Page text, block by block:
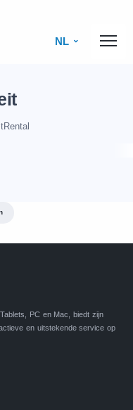
NL
PC en Mac, biedt zijn
en uitstekende service op